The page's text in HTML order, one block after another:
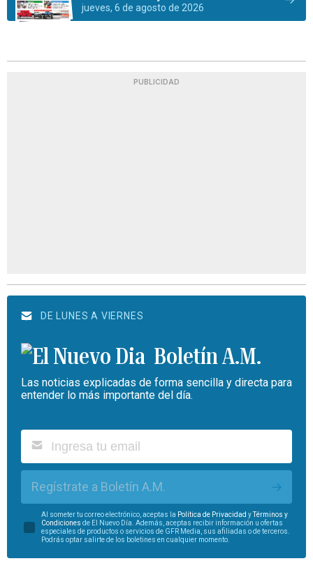
jueves, 6 de agosto de 2026
PUBLICIDAD
DE LUNES A VIERNES
Boletín A.M.
Las noticias explicadas de forma sencilla y directa para
entender lo más importante del día.
Regístrate a Boletín A.M.
Al someter tu correo electrónico, aceptas la Política de Privacidad yTérminos y
Condiciones de El Nuevo Día. Además, aceptas recibir información u ofertas
especiales de productos o servicios de GFR Media, sus afiliadas o de terceros.
Podrás optar salirte de los boletines en cualquier momento.